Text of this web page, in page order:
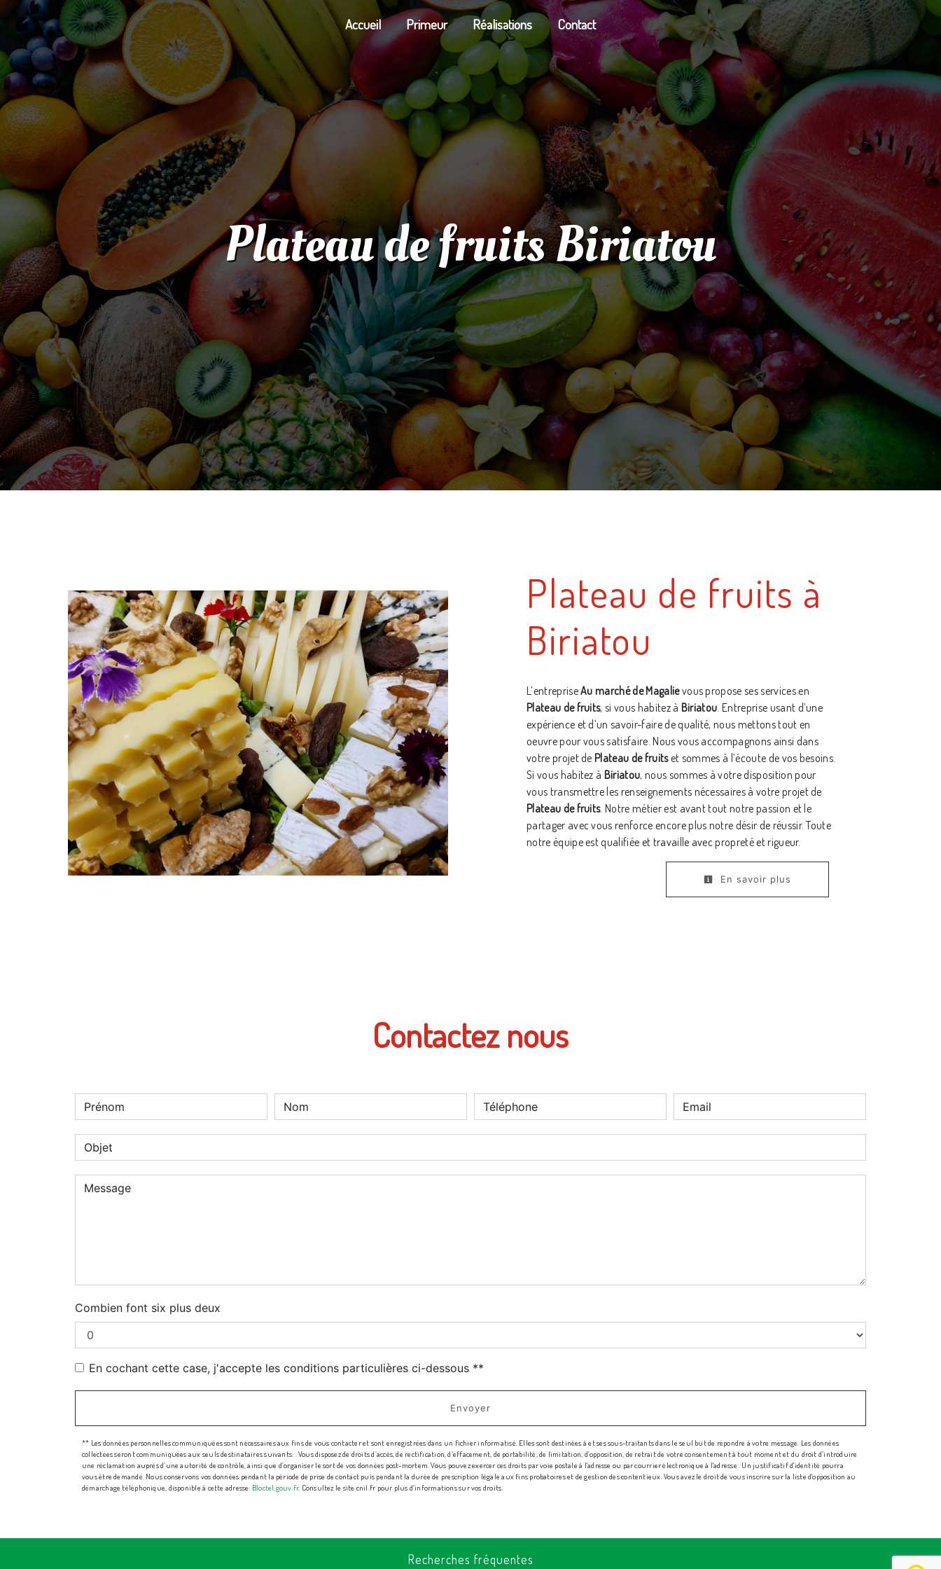
Accueil Primeur Réalisations Contact
Plateau de fruits Biriatou
Plateau de fruits à
Biriatou
L’entrepriseAu marché de Magalievous propose ses services en
Plateau de fruits, si vous habitez à Biriatou. Entreprise usant d’une
expérience et d’un savoir-faire de qualité, nous mettons tout en
oeuvre pour vous satisfaire. Nous vous accompagnons ainsi dans
votre projet dePlateau de fruitset sommes à l’écoute de vos besoins.
Si vous habitez à Biriatou, nous sommes à votre disposition pour
vous transmettre les renseignements nécessaires à votre projet de
Plateau de fruits. Notre métier est avant tout notre passion et le
partager avec vous renforce encore plus notre désir de réussir. Toute
notre équipe est qualifiée et travaille avec propreté et rigueur.
En savoir plus
Contactez nous
Combien font six plus deux
En cochant cette case, j'accepte les conditions particulières ci-dessous **
Envoyer
** Les données personnelles communiquées sont nécessaires aux fins de vous contacter et sont enregistrées dans un fichier informatisé. Elles sont destinées à et ses sous-traitants dans le seul but de répondre à votre message. Les données
collectées seront communiquées aux seuls destinataires suivants: . Vous disposez de droits d’accès, de rectification, d’effacement, de portabilité, de limitation, d’opposition, de retrait de votre consentement à tout moment et du droit d’introduire
une réclamation auprès d’une autorité de contrôle, ainsi que d’organiser le sort de vos données post-mortem. Vous pouvez exercer ces droits par voie postale à l'adresse ou par courrier électronique à l'adresse . Un justificatif d'identité pourra
vous être demandé. Nous conservons vos données pendant la période de prise de contact puis pendant la durée de prescription légale aux fins probatoires et de gestion des contentieux. Vous avez le droit de vous inscrire sur la liste d'opposition au
démarchage téléphonique, disponible à cette adresse: Bloctel.gouv.fr. Consultez le site cnil.fr pour plus d’informations sur vos droits.
Recherches fréquentes
Panneau de gestion des cookies